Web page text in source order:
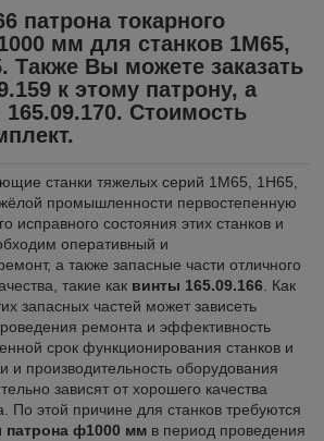
патрона токарного
мм для станков 1М65,
Также Вы можете заказать
к этому патрону, а
Стоимость
станки тяжелых серий 1М65, 1Н65,
промышленности первостепенную
исправного состояния этих станков и
оперативный и
а также запасные части отличного
такие как винты 165.09.166. Как
запасных частей может зависеть
ремонта и эффективность
срок функционирования станков и
и производительность оборудования
зависят от хорошего качества
По этой причине для станков требуются
патрона ф1000 мм в период проведения